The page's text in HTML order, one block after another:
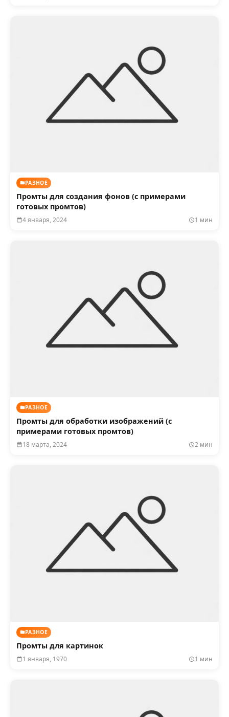
РАЗНОЕ
Промты для создания фонов (с примерами
готовых промтов)
4 января, 2024 1 мин
РАЗНОЕ
Промты для обработки изображений (с
примерами готовых промтов)
18 марта, 2024 2 мин
РАЗНОЕ
Промты для картинок
1 января, 1970 1 мин